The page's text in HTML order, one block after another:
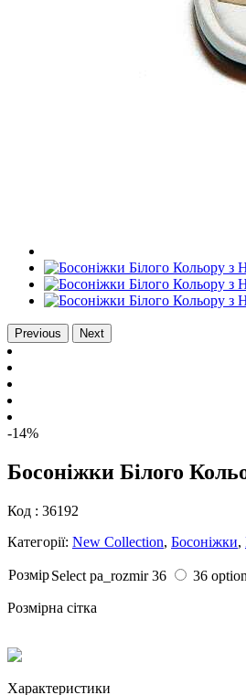
Previous Next
-14%
Босоніжки Білого
Код : 36192
Категорії: New Collection, Босоніжки,
РозмiрSelect pa_rozmir 36 36
Розмірна сітка
Характеристики